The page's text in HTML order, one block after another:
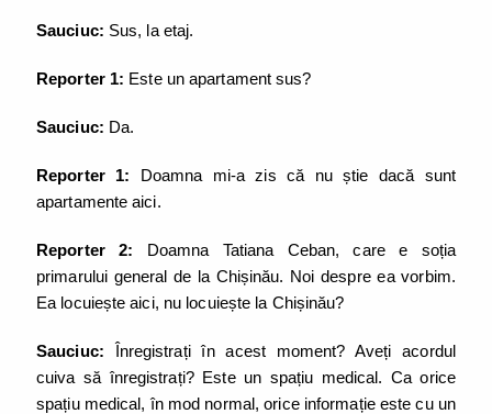
Sauciuc: Sus, la etaj.
Reporter 1: Este un apartament sus?
Sauciuc: Da.
Reporter 1: Doamna mi-a zis că nu știe dacă sunt
apartamente aici.
Reporter 2: Doamna Tatiana Ceban, care e soția
primarului general de la Chișinău. Noi despre ea vorbim.
Ea locuiește aici, nu locuiește la Chișinău?
Sauciuc: Înregistrați în acest moment? Aveți acordul
cuiva să înregistrați? Este un spațiu medical. Ca orice
spațiu medical, în mod normal, orice informație este cu un